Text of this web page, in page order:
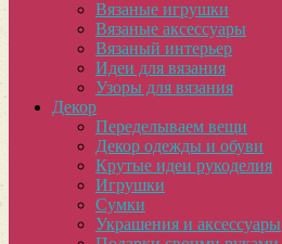
Вязаные игрушки
Вязаные аксессуары
Вязаный интерьер
Идеи для вязания
Узоры для вязания
Декор
Переделываем вещи
Декор одежды и обуви
Крутые идеи рукоделия
Игрушки
Сумки
Украшения и аксессуары